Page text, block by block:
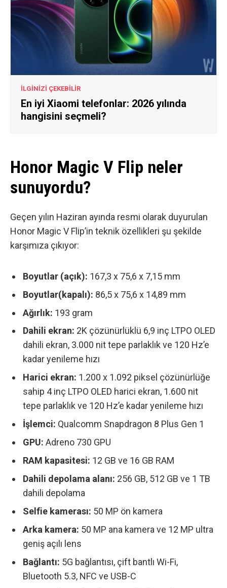
İLGİNİZİ ÇEKEBİLİR
En iyi Xiaomi telefonlar: 2026 yılında
hangisini seçmeli?
Honor Magic V Flip neler
sunuyordu?
Geçen yılın Haziran ayında resmi olarak duyurulan
Honor Magic V Flip’in teknik özellikleri şu şekilde
karşımıza çıkıyor:
Boyutlar (açık): 167,3 x 75,6 x 7,15 mm
Boyutlar(kapalı): 86,5 x 75,6 x 14,89 mm
Ağırlık: 193 gram
Dahili ekran: 2K çözünürlüklü 6,9 inç LTPO OLED
dahili ekran, 3.000 nit tepe parlaklık ve 120 Hz’e
kadar yenileme hızı
Harici ekran: 1.200 x 1.092 piksel çözünürlüğe
sahip 4 inç LTPO OLED harici ekran, 1.600 nit
tepe parlaklık ve 120 Hz’e kadar yenileme hızı
İşlemci: Qualcomm Snapdragon 8 Plus Gen 1
GPU: Adreno 730 GPU
RAM kapasitesi: 12 GB ve 16 GB RAM
Dahili depolama alanı: 256 GB, 512 GB ve 1 TB
dahili depolama
Selfie kamerası: 50 MP ön kamera
Arka kamera: 50 MP ana kamera ve 12 MP ultra
geniş açılı lens
Bağlantı: 5G bağlantısı, çift bantlı Wi-Fi,
Bluetooth 5.3, NFC ve USB-C